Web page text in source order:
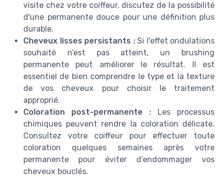
visite chez votre coiffeur, discutez de la possibilité
d'une permanente douce pour une définition plus
durable.
Cheveux lisses persistants :Si l'effet ondulations
souhaité n’est pas atteint, un brushing
permanente peut améliorer le résultat. Il est
essentiel de bien comprendre le type et la texture
de vos cheveux pour choisir le traitement
approprié.
Coloration post-permanente : Les processus
chimiques peuvent rendre la coloration délicate.
Consultez votre coiffeur pour effectuer toute
coloration quelques semaines après votre
permanente pour éviter d’endommager vos
cheveux bouclés.